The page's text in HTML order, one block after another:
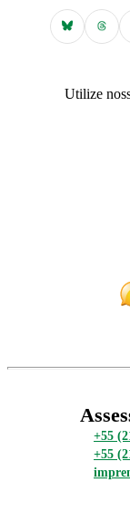
Utilize
+55
+55